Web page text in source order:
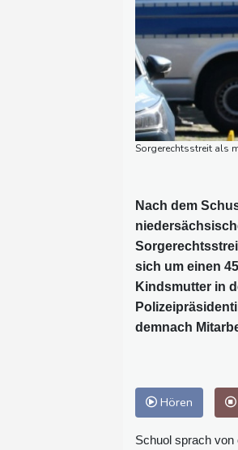
Sorgerechtsstreit als
Nach dem
sich um einen
Kindsmutter in
demnach
Hören
Schuol sprach